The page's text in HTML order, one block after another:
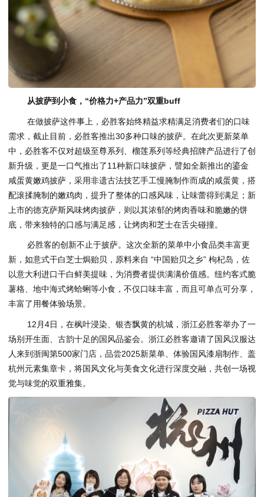
从披萨到小食，“价格力+产品力”双重buff
在做披萨这件事上，必胜客始终精益求精满足消费者们的口味
需求，截止目前，必胜客推出30多种口味的披萨。在此次更新菜单
中，必胜客不仅对超级至尊系列、榴莲系列等经典招牌产品进行了创
新升级，更是一口气推出了11种新口味披萨，譬如全新推出的鎏金
咸蛋黄嫩鸡披萨，采用非遗古法技艺手工慢腌制作而成的咸蛋黄，搭
配滚揉腌制的嫩鸡肉，提升了整体的口感风味，让味蕾得到满足；新
上市的德克萨斯风味烤肉披萨，则以其浓郁的烤肉香味和脆嫩的饼
底，带来独特的口感与满足感，让烤肉和芝士在舌尖碰撞。
必胜客的创新不止于披萨。这次全新的菜单中小食品类丰富更
新，如意式干白芝士焗贻贝，原料来自 “中国贻贝之乡” 枸杞岛，佐
以意大利进口干白鲜美提味，为消费者提供满满价值感。纽约客式脆
薯格、地中海式烤蛤蜊等小食，不仅口味丰富，而且可单点可分享，
丰富了用餐体验场景。
12月4日，在枫叶浸染、银杏飘黄的杭城，浙江必胜客举办了一
场别开生面、古韵十足的国风品鉴会。浙江必胜客邀请了国风汉服达
人来到浙闽第500家门店，品尝2025新菜单、体验国风漆扇制作、盖
杭州元素集章卡，将国风文化与美食文化进行深度交融，共创一场视
觉与味觉的双重雅集。